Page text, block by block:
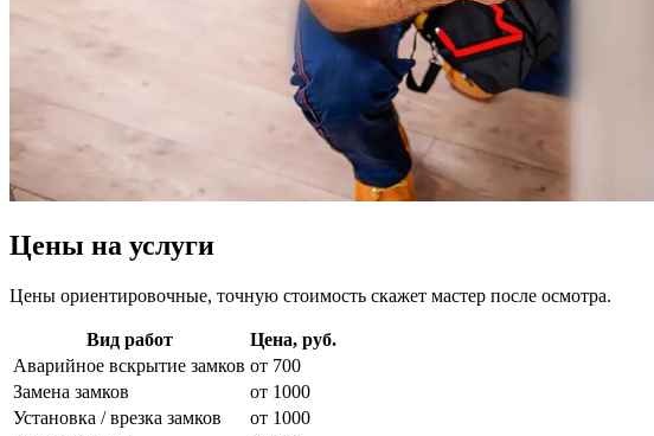
Цены на услуги
Цены ориентировочные, точную стоимость скажет мастер после осмотра.
Вид работ
Цена, руб.
Аварийное вскрытие замков от 700
Замена замков
от 1000
Установка / врезка замков
от 1000